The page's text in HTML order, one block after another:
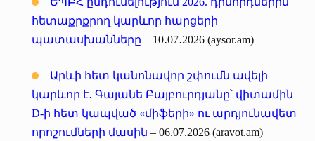
հետաքրքրող կարևոր հարցերի
պատասխանները – 10․07․2026 (aysor.am)
Արևի հետ կանոնավոր շփումն ավելի
կարևոր է․ Գայանե Բայբուրդյանը՝ վիտամին
D-ի հետ կապված «միֆերի» ու արդյունավետ
որոշումների մասին – 06.07.2026 (aravot.am)